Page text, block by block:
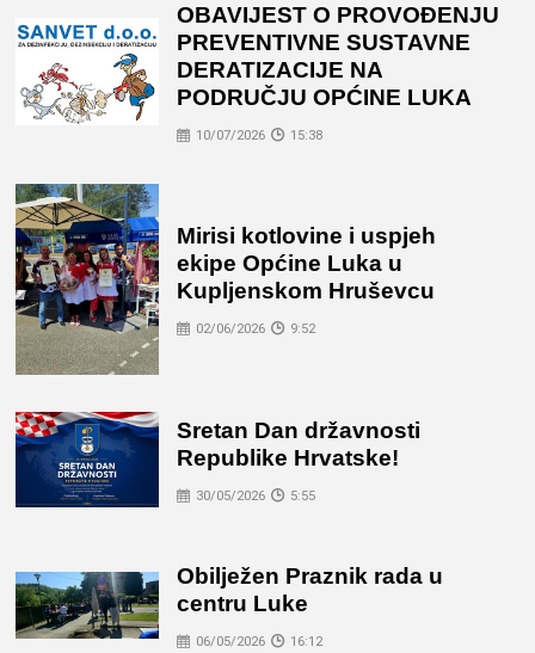
10/07/2026 15:38
OBAVIJEST O PROVOĐENJU
PREVENTIVNE SUSTAVNE
DERATIZACIJE NA
PODRUČJU OPĆINE LUKA
02/06/2026 9:52
Mirisi kotlovine i uspjeh
ekipe Općine Luka u
Kupljenskom Hruševcu
30/05/2026 5:55
Sretan Dan državnosti
Republike Hrvatske!
06/05/2026 16:12
Obilježen Praznik rada u
centru Luke